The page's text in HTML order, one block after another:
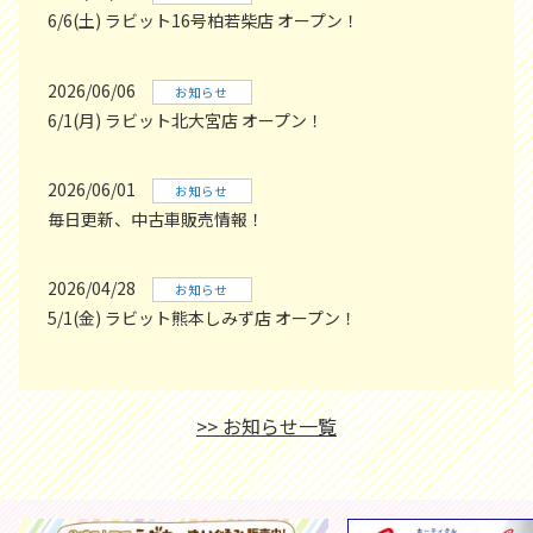
6/6(土) ラビット16号柏若柴店 オープン！
2026/06/06 お知らせ
6/1(月) ラビット北大宮店 オープン！
2026/06/01 お知らせ
毎日更新、中古車販売情報！
2026/04/28 お知らせ
5/1(金) ラビット熊本しみず店 オープン！
>> お知らせ一覧